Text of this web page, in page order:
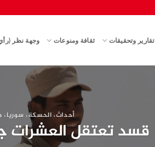
تقارير وتحقيقات ثقافة ومنوعات وجهة نظر
أحداث،الحسكة، سوريا،
قسد تعتقل العشرات